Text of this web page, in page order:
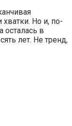
хватки. Но и, по-
осталась в
лет. Не тренд,